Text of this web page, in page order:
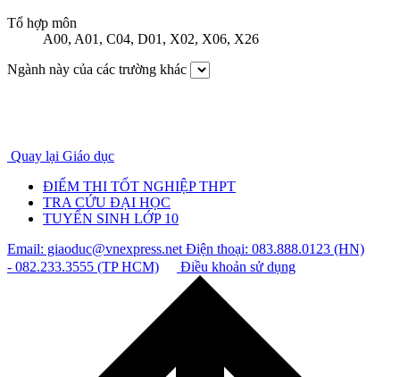
Tổ hợp môn
A00, A01, C04, D01, X02, X06, X26
Ngành này của các trường khác
Quay lại Giáo dục
ĐIỂM THI TỐT NGHIỆP THPT
TRA CỨU ĐẠI HỌC
TUYỂN SINH LỚP 10
Email: giaoduc@vnexpress.netĐiện thoại: 083.888.0123 (HN)
- 082.233.3555 (TP HCM)
Điều khoản sử dụng